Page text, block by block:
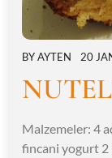
BYAYTEN 20
Malzemeler: 4
fincani yogurt 2